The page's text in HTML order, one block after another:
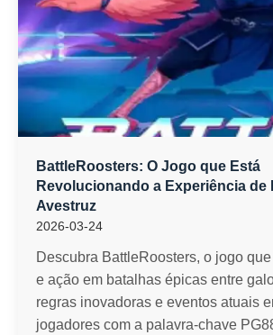
BattleRoosters: O Jogo que Está
Revolucionando a Experiência de
Avestruz
2026-03-24
Descubra BattleRoosters, o jogo
e ação em batalhas épicas entre
regras inovadoras e eventos atuais
jogadores com a palavra-chave